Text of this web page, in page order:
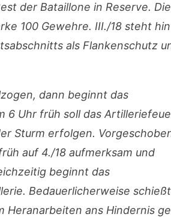
der Bataillone in Reserve. Die
100 Gewehre. III./18 steht
als Flankenschutz
dann beginnt das
6 Uhr früh soll das
Sturm erfolgen.
auf 4./18 aufmerksam und
beginnt das
Bedauerlicherweise
Heranarbeiten ans Hindernis